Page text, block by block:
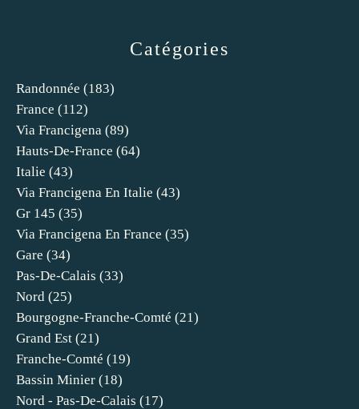
Catégories
Randonnée (183)
France (112)
Via Francigena (89)
Hauts-De-France (64)
Italie (43)
Via Francigena En Italie (43)
Gr 145 (35)
Via Francigena En France (35)
Gare (34)
Pas-De-Calais (33)
Nord (25)
Bourgogne-Franche-Comté (21)
Grand Est (21)
Franche-Comté (19)
Bassin Minier (18)
Nord - Pas-De-Calais (17)